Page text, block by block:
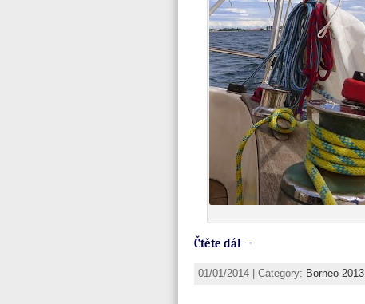
Čtěte dál →
01/01/2014 | Category: Borneo 2013